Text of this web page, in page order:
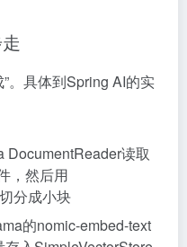
。具体到Spring AI的实
DocumentReader读取
，然后用
分成小块
的nomic-embed-text